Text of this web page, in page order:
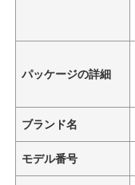
パッケージの詳細
ブランド名
モデル番号